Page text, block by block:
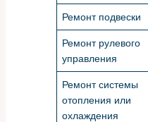
Ремонт подвески
Ремонт рулевого
управления
Ремонт системы
отопления или
охлаждения